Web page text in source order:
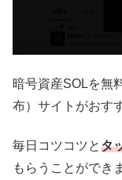
暗号資産SOLを無
布）サイトがおす
毎日コツコツとタ
もらうことができ